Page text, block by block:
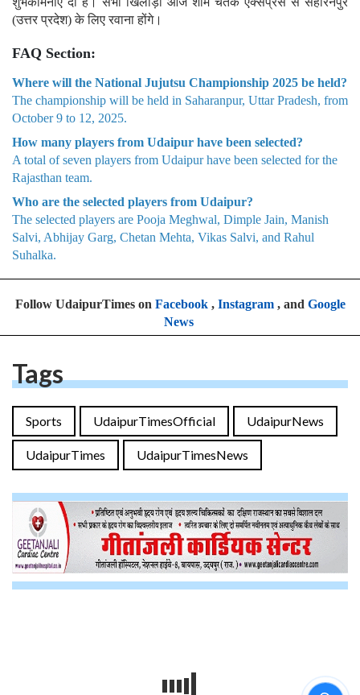
(उत्तर प्रदेश) के लिए रवाना होंगे।
FAQ Section:
Where will the National Jujutsu Championship 2025 be held?
The championship will be held in Saharanpur, Uttar Pradesh, from
October 9 to 12, 2025.
How many players from Udaipur have been selected?
A total of seven players from Udaipur have been selected for the
Rajasthan team.
Who are the selected players from Udaipur?
The selected players are Pooja Meghwal, Dimple Jain, Manish
Salvi, Abhijay Garg, Chetan Mehta, Vikas Salvi, and Rahul
Suhalka.
Follow UdaipurTimes on Facebook, Instagram, and Google
News
Tags
Sports UdaipurTimesOfficial UdaipurNews
UdaipurTimes UdaipurTimesNews